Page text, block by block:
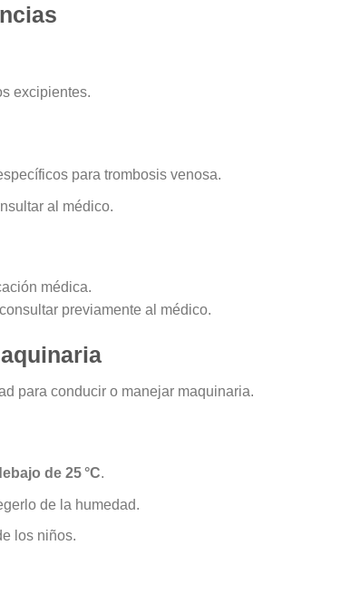
excipientes.
para trombosis venosa.
al médico.
médica.
previamente al médico.
para conducir o manejar maquinaria.
de 25 °C.
de la humedad.
los niños.